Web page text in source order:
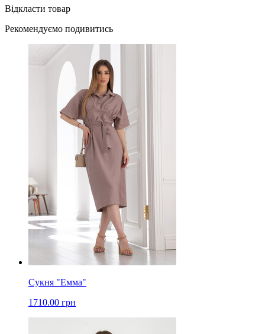
Відкласти товар
Рекомендуємо подивитись
Сукня "Емма"
1710.00 грн